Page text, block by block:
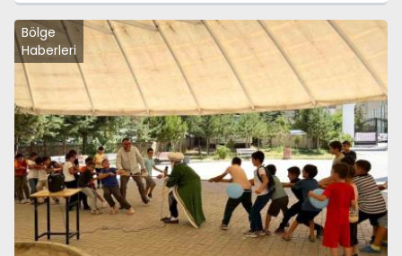
Bölge
Haberleri